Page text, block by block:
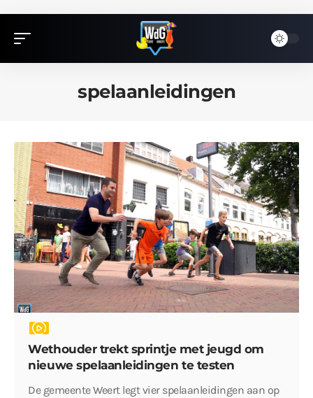
spelaanleidingen
Wethouder trekt sprintje met jeugd om
nieuwe spelaanleidingen te testen
De gemeente Weert legt vier spelaanleidingen aan op